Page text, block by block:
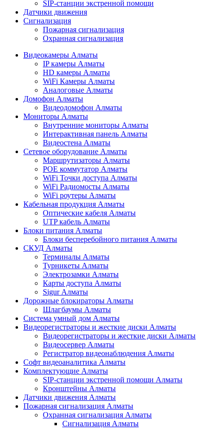
SIP-станции экстренной помощи
Датчики движения
Сигнализация
Пожарная сигнализация
Охранная сигнализация
Видеокамеры Алматы
IP камеры Алматы
HD камеры Алматы
WiFi Камеры Алматы
Аналоговые Алматы
Домофон Алматы
Видеодомофон Алматы
Мониторы Алматы
Внутренние мониторы Алматы
Интерактивная панель Алматы
Видеостена Алматы
Сетевое оборудование Алматы
Маршрутизаторы Алматы
POE коммутатор Алматы
WiFi Точки доступа Алматы
WiFi Радиомосты Алматы
WiFi роутеры Алматы
Кабельная продукция Алматы
Оптические кабеля Алматы
UTP кабель Алматы
Блоки питания Алматы
Блоки бесперебойного питания Алматы
СКУД Алматы
Терминалы Алматы
Турникеты Алматы
Электрозамки Алматы
Карты доступа Алматы
Sigur Алматы
Дорожные блокираторы Алматы
Шлагбаумы Алматы
Система умный дом Алматы
Видеорегистраторы и жесткие диски Алматы
Видеорегистраторы и жесткие диски Алматы
Видеосервер Алматы
Регистратор видеонаблюдения Алматы
Софт видеоаналитика Алматы
Комплектующие Алматы
SIP-станции экстренной помощи Алматы
Кронштейны Алматы
Датчики движения Алматы
Пожарная сигнализация Алматы
Охранная сигнализация Алматы
Сигнализация Алматы